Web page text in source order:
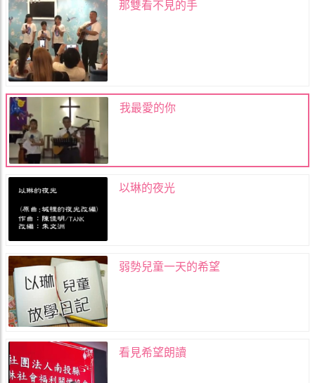
那雙看不見的手
我最愛的你
以琳的夜光
弱勢兒童一天的希望
看見希望朗讀